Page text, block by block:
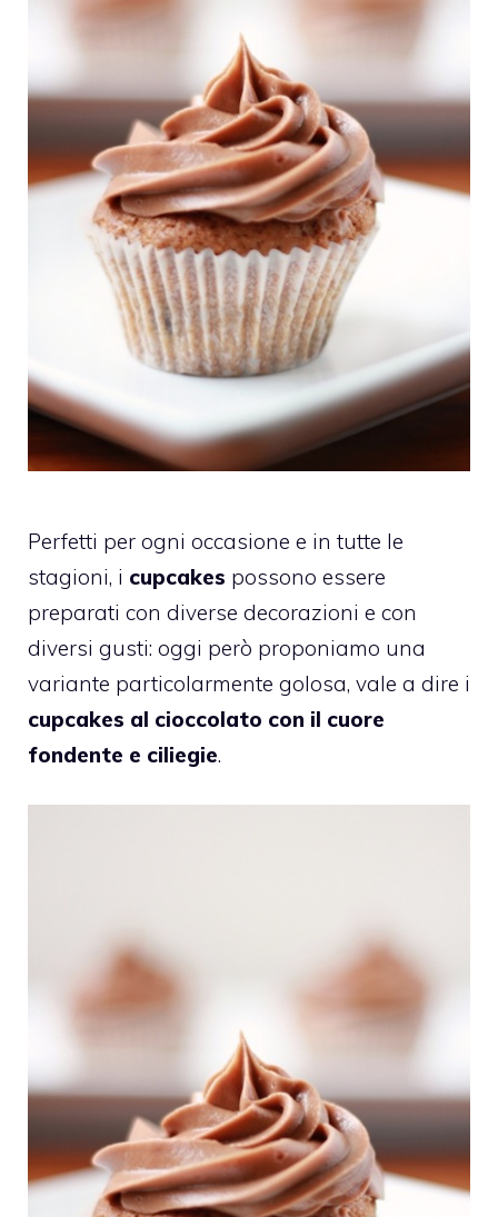
Perfetti per ogni occasione e in tutte le
stagioni, i cupcakes possono essere
preparati con diverse decorazioni e con
diversi gusti: oggi però proponiamo una
variante particolarmente golosa, vale a dire i
cupcakes al cioccolato con il cuore
fondente e ciliegie.